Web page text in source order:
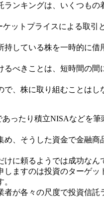
ンキングは、いくつも
ットプライスによる取
している株を一時的に
べきことは、短時間の
で、株に取り組むことは
ったり積立NISAなどを
、そうした資金で金融
けに頼るようでは成功な
ますのは投資のターゲ
が各々の尺度で投資信